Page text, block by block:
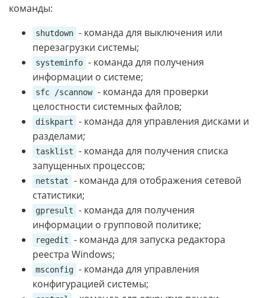
команды:
shutdown - команда для выключения или
перезагрузки системы;
systeminfo - команда для получения
информации о системе;
sfc /scannow - команда для проверки
целостности системных файлов;
diskpart
- команда для управления дисками и
разделами;
tasklist
- команда для получения списка
запущенных процессов;
netstat
- команда для отображения сетевой
статистики;
gpresult
- команда для получения
информации о групповой политике;
regedit
- команда для запуска редактора
реестра Windows;
msconfig - команда для управления
конфигурацией системы;